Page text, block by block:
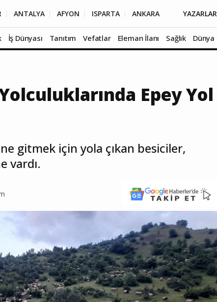
ANTALYA AFYON ISPARTA ANKARA YAZARLAR
İş Dünyası Tanıtım Vefatlar Eleman İlanı Sağlık Dünya
Epey Yol
gitmek için yola çıkan besiciler,
vardı.